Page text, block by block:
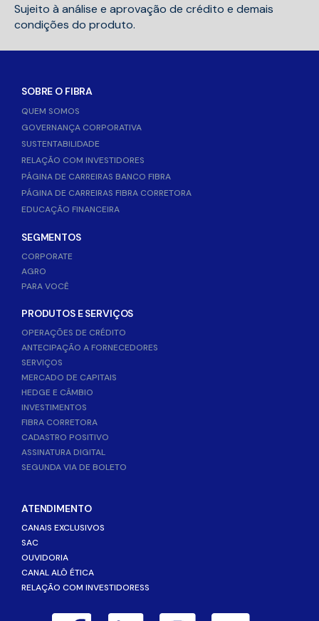
Sujeito à análise e aprovação de crédito e demais
condições do produto.
SOBRE O FIBRA
QUEM SOMOS
GOVERNANÇA CORPORATIVA
SUSTENTABILIDADE
RELAÇÃO COM INVESTIDORES
PÁGINA DE CARREIRAS BANCO FIBRA
PÁGINA DE CARREIRAS FIBRA CORRETORA
EDUCAÇÃO FINANCEIRA
SEGMENTOS
CORPORATE
AGRO
PARA VOCÊ
PRODUTOS E SERVIÇOS
OPERAÇÕES DE CRÉDITO
ANTECIPAÇÃO A FORNECEDORES
SERVIÇOS
MERCADO DE CAPITAIS
HEDGE E CÂMBIO
INVESTIMENTOS
FIBRA CORRETORA
CADASTRO POSITIVO
ASSINATURA DIGITAL
SEGUNDA VIA DE BOLETO
ATENDIMENTO
CANAIS EXCLUSIVOS
SAC
OUVIDORIA
CANAL ALÔ ÉTICA
RELAÇÃO COM INVESTIDORESS